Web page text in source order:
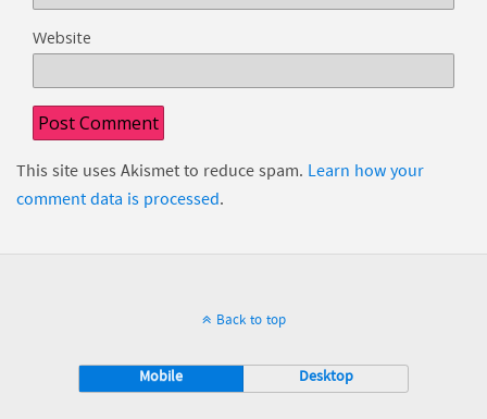
Website
This site uses Akismet to reduce spam. Learn how your
comment data is processed.
Back to top
Mobile Desktop